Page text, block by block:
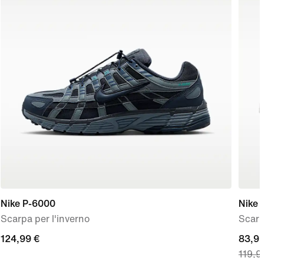
Nike P-6000
Scarpa per l'inverno
124,99
124,99 €
Nike P-
Scarpa –
current
price
83,99 €
119,99 €